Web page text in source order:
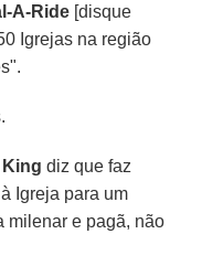
A-Ride [disque
Igrejas na região
King diz que faz
Igreja para um
milenar e pagã, não